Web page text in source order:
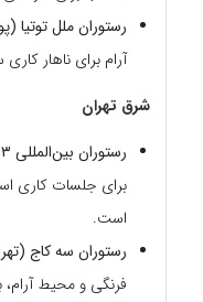
رستوران ملل توتیا
آرام برای ناهار
شرق تهران
رستوران بین‌المللی ۱۳۳ (تهرانپارس، بزرگراه رسالت شرق، بعد از تقاطع رشید)
برای جلسات کاری
است.
رستوران سه کاج
فرنگی و محیط